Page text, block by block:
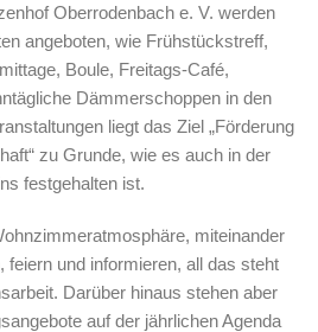
Oberrodenbach e. V. werden
angeboten, wie Frühstückstreff,
Boule, Freitags-Café,
Dämmerschoppen in den
liegt das Ziel „Förderung
zu Grunde, wie es auch in der
festgehalten ist.
miteinander
feiern und informieren, all das steht
Darüber hinaus stehen aber
auf der jährlichen Agenda